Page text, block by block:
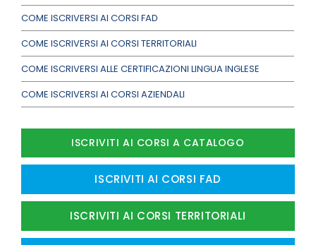
COME ISCRIVERSI AI CORSI FAD
COME ISCRIVERSI AI CORSI TERRITORIALI
COME ISCRIVERSI ALLE CERTIFICAZIONI LINGUA INGLESE
COME ISCRIVERSI AI CORSI AZIENDALI
ISCRIVITI AI CORSI A CATALOGO
ISCRIVITI AI CORSI FAD
ISCRIVITI AI CORSI TERRITORIALI